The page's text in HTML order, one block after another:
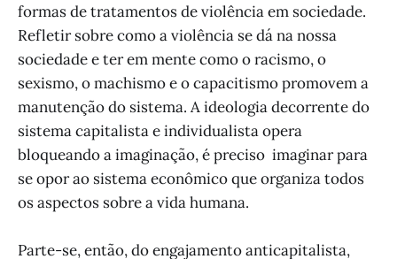
formas de tratamentos de violência em sociedade.
Refletir sobre como a violência se dá na nossa
sociedade e ter em mente como o racismo, o
sexismo, o machismo e o capacitismo promovem a
manutenção do sistema. A ideologia decorrente do
sistema capitalista e individualista opera
bloqueando a imaginação, é preciso imaginar para
se opor ao sistema econômico que organiza todos
os aspectos sobre a vida humana.
Parte-se, então, do engajamento anticapitalista,